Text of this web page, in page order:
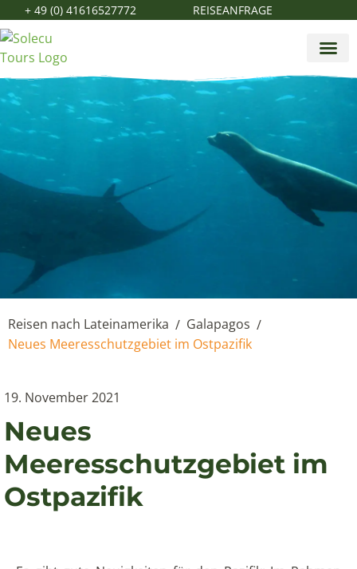
+ 49 (0) 41616527772 REISEANFRAGE
Reisen nach Lateinamerika / Galapagos /
Neues Meeresschutzgebiet im Ostpazifik
19. November 2021
Neues
Meeresschutzgebiet im
Ostpazifik